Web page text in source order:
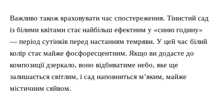
Важливо також враховувати час спостереження. Тінистий сад
із білими квітами стає найбільш ефектним у «синю годину»
— період сутінків перед настанням темряви. У цей час білий
колір стає майже фосфоресцентним. Якщо ви додасте до
композиції дзеркало, воно відбиватиме небо, яке ще
залишається світлим, і сад наповниться м’яким, майже
містичним сяйвом.